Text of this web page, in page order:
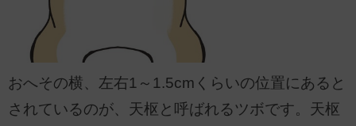
おへその横、左右1～1.5cmくらいの位置にあると
されているのが、天枢と呼ばれるツボです。天枢